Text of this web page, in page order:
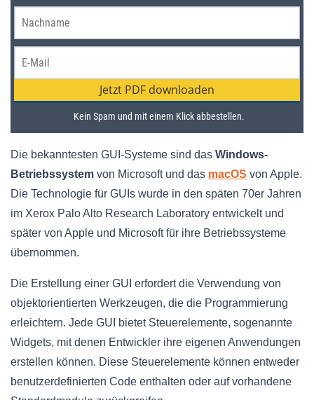
Die bekanntesten GUI-Systeme sind das Windows-
Betriebssystem von Microsoft und das macOS von Apple.
Die Technologie für GUIs wurde in den späten 70er Jahren
im Xerox Palo Alto Research Laboratory entwickelt und
später von Apple und Microsoft für ihre Betriebssysteme
übernommen.
Die Erstellung einer GUI erfordert die Verwendung von
objektorientierten Werkzeugen, die die Programmierung
erleichtern. Jede GUI bietet Steuerelemente, sogenannte
Widgets, mit denen Entwickler ihre eigenen Anwendungen
erstellen können. Diese Steuerelemente können entweder
benutzerdefinierten Code enthalten oder auf vorhandene